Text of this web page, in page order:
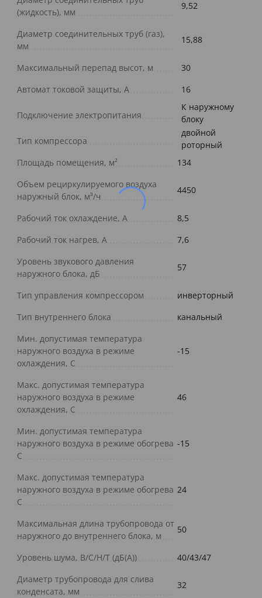
(жидкость), мм
9,52
Диаметр соединительных труб (газ),
мм
15,88
Максимальный перепад высот, м
30
Автомат токовой защиты, A
16
Подключение электропитания
К наружному
блоку
Тип компрессора
двойной
роторный
Площадь помещения, м²
134
Объем рециркулируемого воздуха
наружный блок, м³/ч
4450
Рабочий ток охлаждение, А
8,5
Рабочий ток нагрев, А
7,6
Уровень звукового давления
наружного блока, дБ
57
Тип управления компрессором
инверторный
Тип внутреннего блока
канальный
Мин. допустимая температура
наружного воздуха в режиме
охлаждения, С
-15
Макс. допустимая температура
наружного воздуха в режиме
охлаждения, С
46
Мин. допустимая температура
наружного воздуха в режиме обогрева
С
-15
Макс. допустимая температура
наружного воздуха в режиме обогрева
С
24
Максимальная длина трубопровода от
наружного до внутреннего блока, м
50
Уровень шума, В/С/Н/Т (дБ(А))
40/43/47
Диаметр трубопровода для слива
конденсата, мм
32